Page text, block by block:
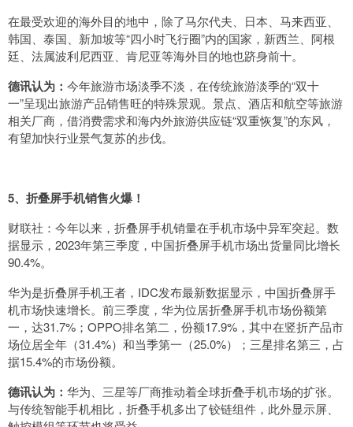
在最受欢迎的海外目的地中，除了马尔代夫、日本、马来西亚、
韩国、泰国、新加坡等“四小时飞行圈”内的国家，新西兰、阿根
廷、法属波利尼西亚、肯尼亚等海外目的地也跻身前十。
德讯认为： 今年旅游市场淡季不淡，在传统旅游淡季的“双十
一”呈现出旅游产品销售旺的特殊景观。景点、酒店和航空等旅游
相关厂商，借消费需求和海内外旅游供应链“双重恢复”的东风，
有望加快行业景气复苏的步伐。
5、折叠屏手机销售火爆！
财联社：今年以来，折叠屏手机销量在手机市场中异军突起。数
据显示，2023年第三季度，中国折叠屏手机市场出货量同比增长
90.4%。
华为是折叠屏手机王者，IDC发布最新数据显示，中国折叠屏手
机市场快速增长。前三季度，华为位居折叠屏手机市场份额第
一，达31.7%；OPPO排名第二，份额17.9%，其中在竖折产品市
场位居全年（31.4%）和当季第一（25.0%）；三星排名第三，占
据15.4%的市场份额。
德讯认为： 华为、三星等厂商推动着全球折叠手机市场的扩张。
与传统智能手机相比，折叠手机多出了铰链组件，此外显示屏、